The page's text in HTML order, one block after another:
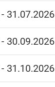
31.07.2026
30.09.2026
31.10.2026